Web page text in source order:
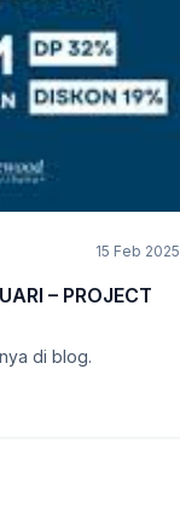
15 Feb 2025
– PROJECT
di blog.